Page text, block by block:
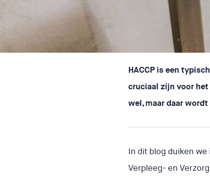
Dit is het. En zó
HACCP is een
cruciaal zijn voor het
wel, maar daar
In dit blog duiken we
Verpleeg- en